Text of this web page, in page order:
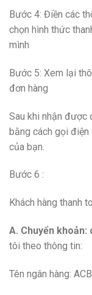
Bước 4: Điền các
chọn hình thức
mình
Bước 5: Xem lại
đơn hàng
Sau khi nhận được
bằng cách gọi
của bạn.
Bước 6 :
Khách hàng thanh
A. Chuyển khoản:
tôi theo thông tin:
Tên ngân hàng: